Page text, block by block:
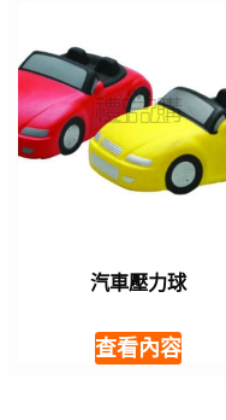
汽車壓力球
查看內容